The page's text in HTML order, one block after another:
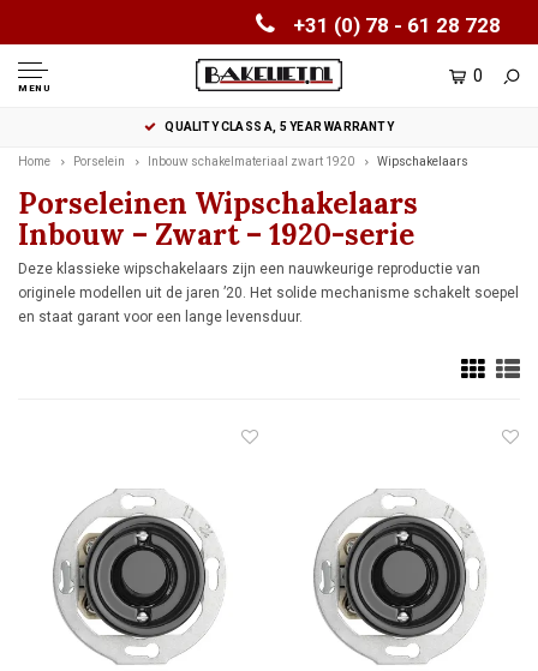
+31 (0) 78 - 61 28 728
MENU
0
QUALITY CLASS A, 5 YEAR WARRANTY
Home Porselein Inbouw schakelmateriaal zwart 1920 Wipschakelaars
Porseleinen Wipschakelaars
Inbouw – Zwart – 1920-serie
Deze klassieke wipschakelaars zijn een nauwkeurige reproductie van
originele modellen uit de jaren ’20. Het solide mechanisme schakelt soepel
en staat garant voor een lange levensduur.